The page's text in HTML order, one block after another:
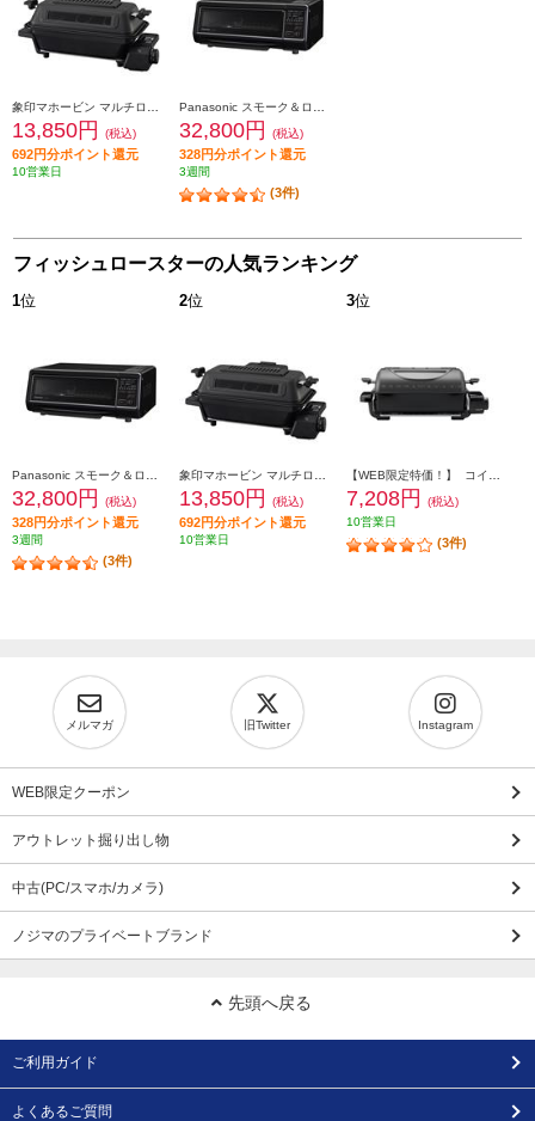
13,850円 (税込)
692円分ポイント還元
10営業日
32,800円 (税込)
328円分ポイント還元
3週間
(3件)
フィッシュロースターの人気ランキング
1位
32,800円 (税込)
328円分ポイント還元
3週間
(3件)
2位
13,850円 (税込)
692円分ポイント還元
10営業日
3位
7,208円
(税込)
10営業日
(3件)
メルマガ 旧Twitter Instagram
WEB限定クーポン
アウトレット掘り出し物
中古(PC/スマホ/カメラ)
ノジマのプライベートブランド
先頭へ戻る
ご利用ガイド
よくあるご質問